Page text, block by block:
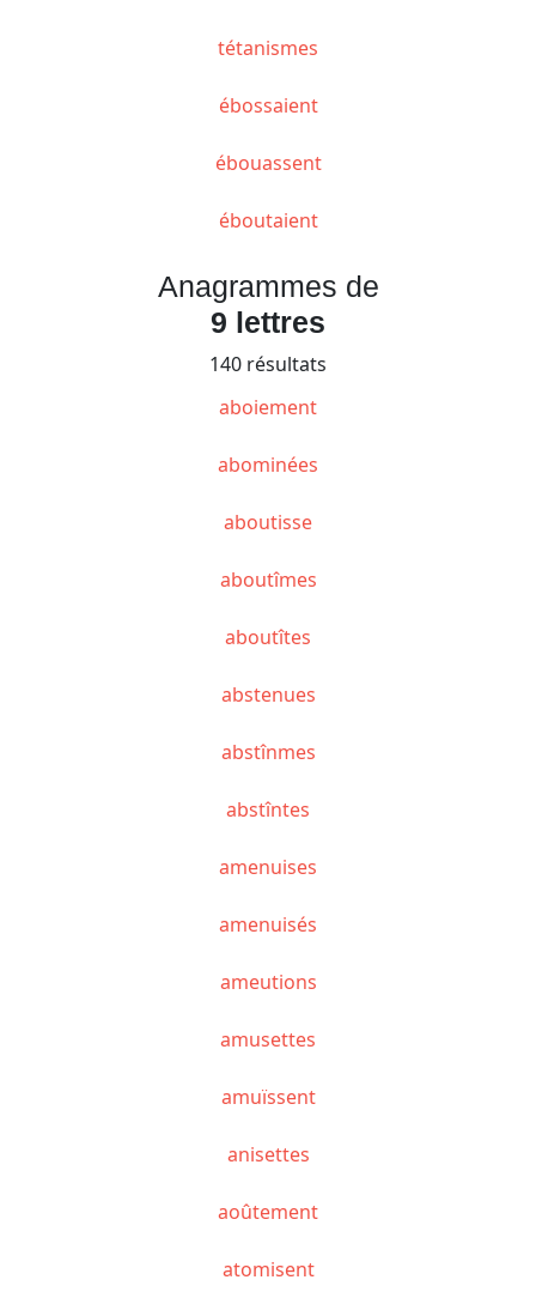
tétanismes
ébossaient
ébouassent
éboutaient
Anagrammes de
9 lettres
140 résultats
aboiement
abominées
aboutisse
aboutîmes
aboutîtes
abstenues
abstînmes
abstîntes
amenuises
amenuisés
ameutions
amusettes
amuïssent
anisettes
aoûtement
atomisent